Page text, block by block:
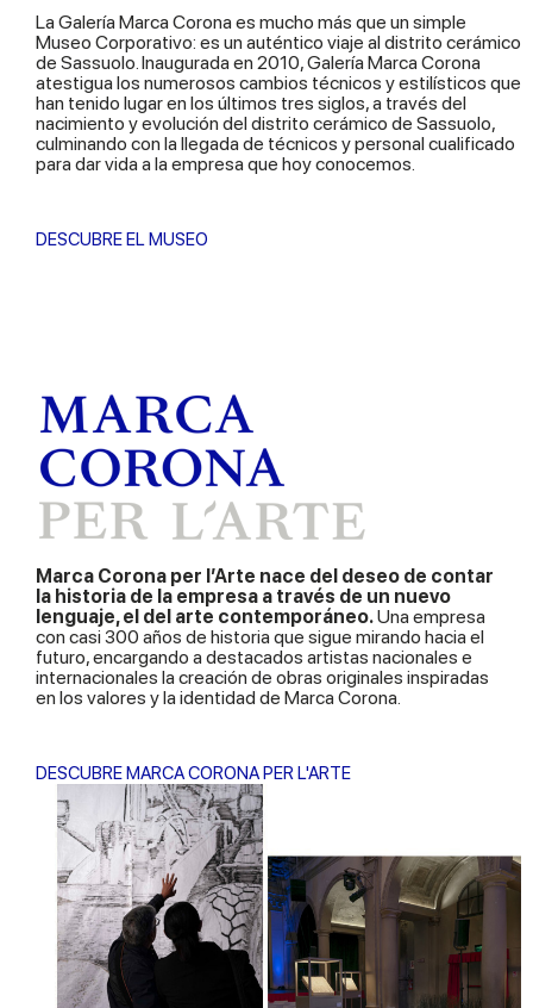
La Galería Marca Corona es mucho más que un simple
Museo Corporativo: es un auténtico viaje al distrito cerámico
de Sassuolo. Inaugurada en 2010, Galería Marca Corona
atestigua los numerosos cambios técnicos y estilísticos que
han tenido lugar en los últimos tres siglos, a través del
nacimiento y evolución del distrito cerámico de Sassuolo,
culminando con la llegada de técnicos y personal cualificado
para dar vida a la empresa que hoy conocemos.
DESCUBRE EL MUSEO
Marca Corona per l’Arte nace del deseo de contar
la historia de la empresa a través de un nuevo
lenguaje, el del arte contemporáneo.Una empresa
con casi 300 años de historia que sigue mirando hacia el
futuro, encargando a destacados artistas nacionales e
internacionales la creación de obras originales inspiradas
en los valores y la identidad de Marca Corona.
DESCUBRE MARCA CORONA PER L'ARTE